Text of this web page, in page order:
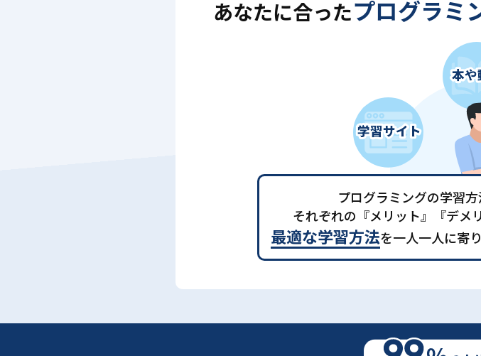
あなたに合ったプログラミ
プログラミングの学習方
それぞれの『メリット』『デメ
最適な学習方法を一人一人に寄